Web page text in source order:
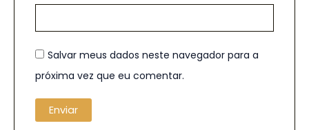
Salvar meus dados neste navegador para a
próxima vez que eu comentar.